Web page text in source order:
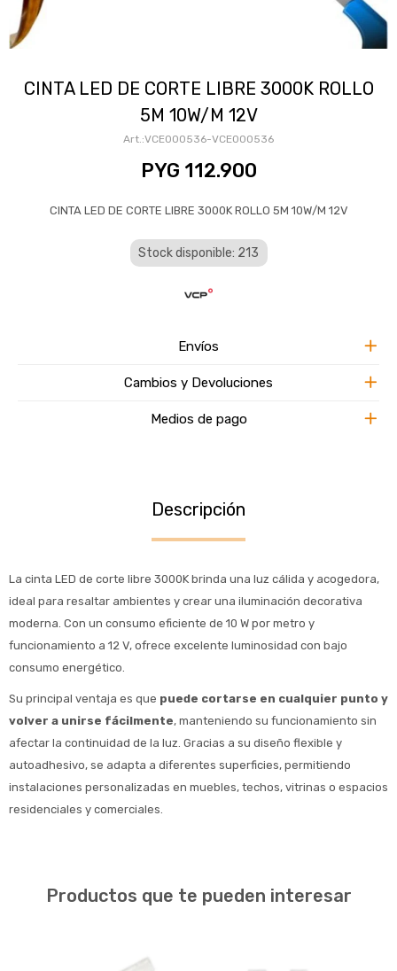
CINTA LED DE CORTE LIBRE 3000K ROLLO
5M 10W/M 12V
VCE000536-VCE000536
PYG 112.900
CINTA LED DE CORTE LIBRE 3000K ROLLO 5M 10W/M 12V
Stock disponible: 213
Envíos
Cambios y Devoluciones
Medios de pago
Descripción
La cinta LED de corte libre 3000K brinda una luz cálida y acogedora,
ideal para resaltar ambientes y crear una iluminación decorativa
moderna. Con un consumo eficiente de 10 W por metro y
funcionamiento a 12 V, ofrece excelente luminosidad con bajo
consumo energético.
Su principal ventaja es que puede cortarse en cualquier punto y
volver a unirse fácilmente, manteniendo su funcionamiento sin
afectar la continuidad de la luz. Gracias a su diseño flexible y
autoadhesivo, se adapta a diferentes superficies, permitiendo
instalaciones personalizadas en muebles, techos, vitrinas o espacios
residenciales y comerciales.
Productos que te pueden interesar